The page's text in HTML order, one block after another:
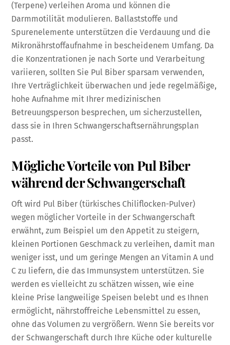
(Terpene) verleihen Aroma und können die
Darmmotilität modulieren. Ballaststoffe und
Spurenelemente unterstützen die Verdauung und die
Mikronährstoffaufnahme in bescheidenem Umfang. Da
die Konzentrationen je nach Sorte und Verarbeitung
variieren, sollten Sie Pul Biber sparsam verwenden,
Ihre Verträglichkeit überwachen und jede regelmäßige,
hohe Aufnahme mit Ihrer medizinischen
Betreuungsperson besprechen, um sicherzustellen,
dass sie in Ihren Schwangerschaftsernährungsplan
passt.
Mögliche Vorteile von Pul Biber
während der Schwangerschaft
Oft wird Pul Biber (türkisches Chiliflocken-Pulver)
wegen möglicher Vorteile in der Schwangerschaft
erwähnt, zum Beispiel um den Appetit zu steigern,
kleinen Portionen Geschmack zu verleihen, damit man
weniger isst, und um geringe Mengen an Vitamin A und
C zu liefern, die das Immunsystem unterstützen. Sie
werden es vielleicht zu schätzen wissen, wie eine
kleine Prise langweilige Speisen belebt und es Ihnen
ermöglicht, nährstoffreiche Lebensmittel zu essen,
ohne das Volumen zu vergrößern. Wenn Sie bereits vor
der Schwangerschaft durch Ihre Küche oder kulturelle